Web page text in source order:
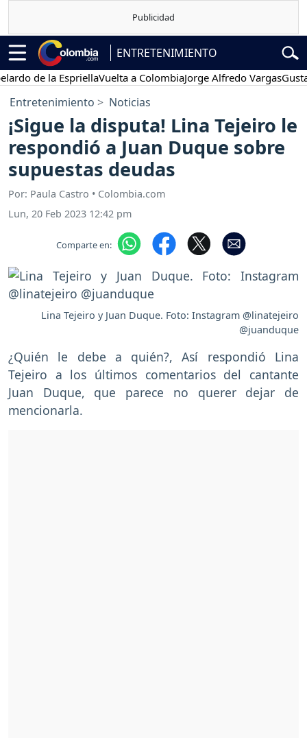
ENTRETENIMIENTO
de la EspriellaVuelta a ColombiaJorge Alfredo VargasGustavo
Entretenimiento Noticias
¡Sigue la disputa! Lina Tejeiro le
respondió a Juan Duque sobre
supuestas deudas
Por: Paula Castro • Colombia.com
Lun, 20 Feb 2023 12:42 pm
Comparte en:
Lina Tejeiro y Juan Duque. Foto: Instagram @linatejeiro
@juanduque
¿Quién le debe a quién?, Así respondió Lina
Tejeiro a los últimos comentarios del cantante
Juan Duque, que parece no querer dejar de
mencionarla.